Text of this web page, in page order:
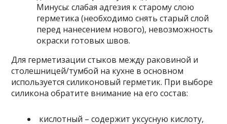
Минусы: слабая адгезия к старому слою
герметика (необходимо снять старый слой
перед нанесением нового), невозможность
окраски готовых швов.
Для герметизации стыков между раковиной и
столешницей/тумбой на кухне в основном
используется силиконовый герметик. При выборе
силикона обратите внимание на его состав:
кислотный – содержит уксусную кислоту,